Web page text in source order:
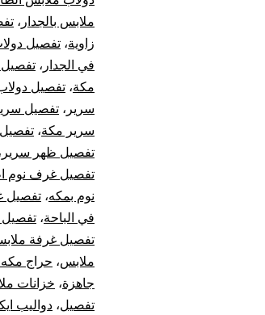
ملابس بالجدار ،
زاوية، تفصيل
في الجدار ،
مكة، تفصيل
سرير ، تفصيل
سرير مكة،
تفصيل ظهر سرير
تفصيل غرف نوم
نوم بمكه، تفصيل
في الباحة،
تفصيل غرفة
ملابس، حراج
جاهزة، خزانات
تفصيل، دواليب